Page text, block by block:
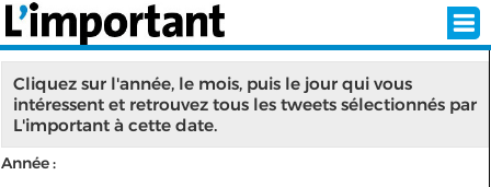
INSCRIPTION
Cliquez sur l'année, le mois, puis le jour qui vous
intéressent et retrouvez tous les tweets sélectionnés par
L'important à cette date.
Année :